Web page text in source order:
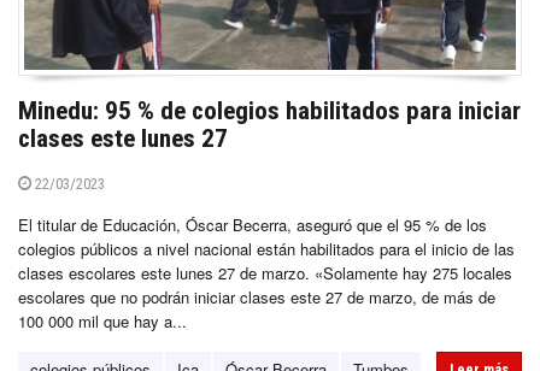
Minedu: 95 % de colegios habilitados para iniciar
clases este lunes 27
22/03/2023
El titular de Educación, Óscar Becerra, aseguró que el 95 % de los
colegios públicos a nivel nacional están habilitados para el inicio de las
clases escolares este lunes 27 de marzo. «Solamente hay 275 locales
escolares que no podrán iniciar clases este 27 de marzo, de más de
100 000 mil que hay a...